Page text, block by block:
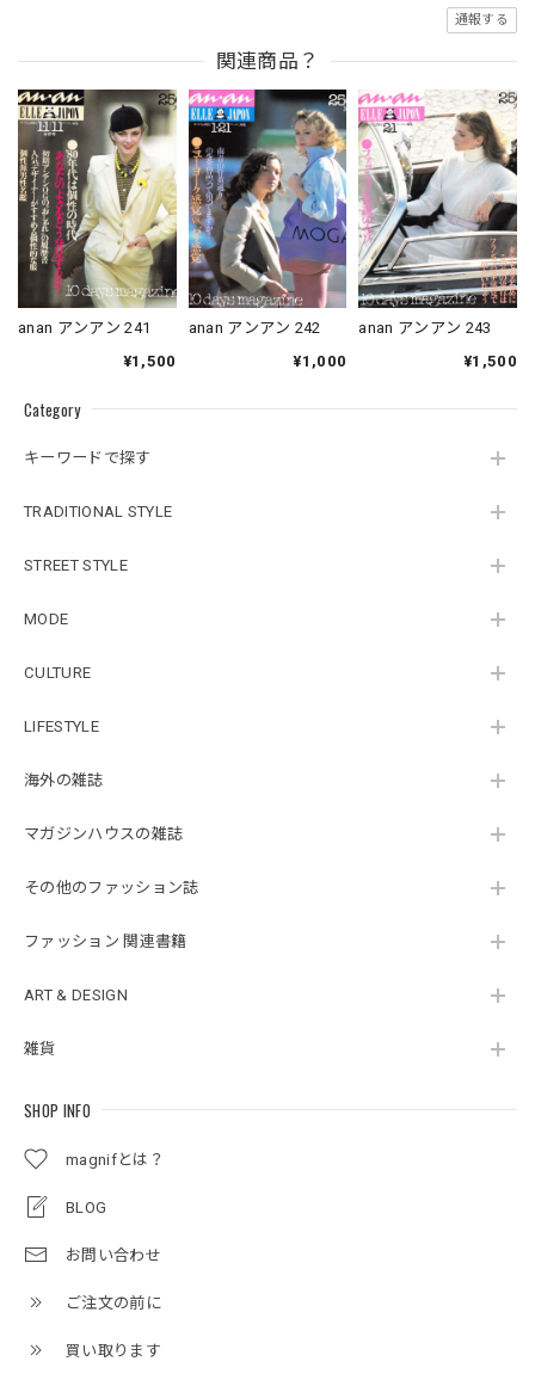
Category
キーワードで探す
TRADITIONAL STYLE
STREET STYLE
MODE
CULTURE
LIFESTYLE
海外の雑誌
マガジンハウスの雑誌
その他のファッション誌
ファッション 関連書籍
ART & DESIGN
雑貨
SHOP INFO
magnifとは？
BLOG
お問い合わせ
ご注文の前に
買い取ります
通報する
関連商品？
anan アンアン 241
¥1,500
anan アンアン 242
¥1,000
anan アンアン 243
¥1,500